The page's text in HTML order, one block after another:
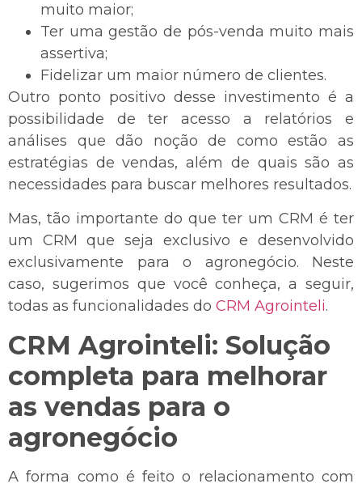
muito maior;
Ter uma gestão de pós-venda muito mais
assertiva;
Fidelizar um maior número de clientes.
Outro ponto positivo desse investimento é a
possibilidade de ter acesso a relatórios e
análises que dão noção de como estão as
estratégias de vendas, além de quais são as
necessidades para buscar melhores resultados.
Mas, tão importante do que ter um CRM é ter
um CRM que seja exclusivo e desenvolvido
exclusivamente para o agronegócio. Neste
caso, sugerimos que você conheça, a seguir,
todas as funcionalidades do CRM Agrointeli.
CRM Agrointeli: Solução
completa para melhorar
as vendas para o
agronegócio
A forma como é feito o relacionamento com